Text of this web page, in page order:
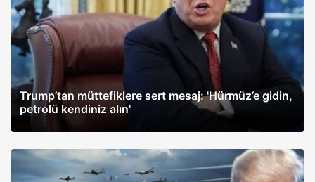
Trump’tan müttefiklere sert mesaj: 'Hürmüz’e gidin,
petrolü kendiniz alın'